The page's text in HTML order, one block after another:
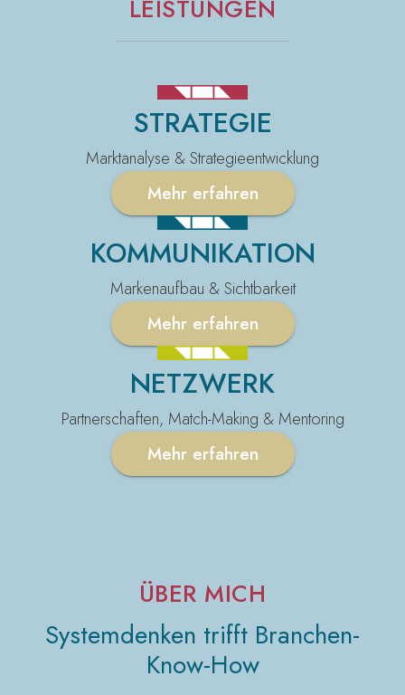
LEISTUNGEN
STRATEGIE
Marktanalyse & Strategieentwicklung
Mehr erfahren
KOMMUNIKATION
Markenaufbau & Sichtbarkeit
Mehr erfahren
NETZWERK
Partnerschaften, Match-Making & Mentoring
Mehr erfahren
ÜBER MICH
Systemdenken trifft Branchen-
Know-How